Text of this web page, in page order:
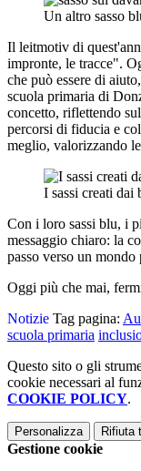
Un altro sasso
Il leitmotiv di
impronte, le tracce".
che può essere di
scuola primaria di
concetto, riflettendo
percorsi di fiducia e
meglio, valorizzando
I sassi creati dai
Con i loro sassi blu, i
messaggio chiaro: la
passo verso un
Oggi più che mai,
Notizie Tag pagina:
scuola primaria
Questo sito o gli
cookie necessari al
COOKIE POLICY.
Personalizza Rifiuta
Gestione cookie